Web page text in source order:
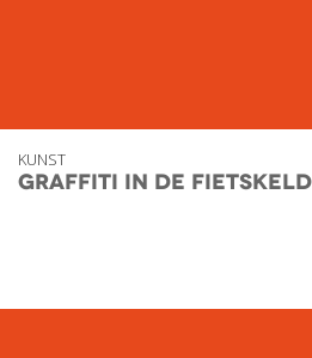
KUNST
Graffiti in de